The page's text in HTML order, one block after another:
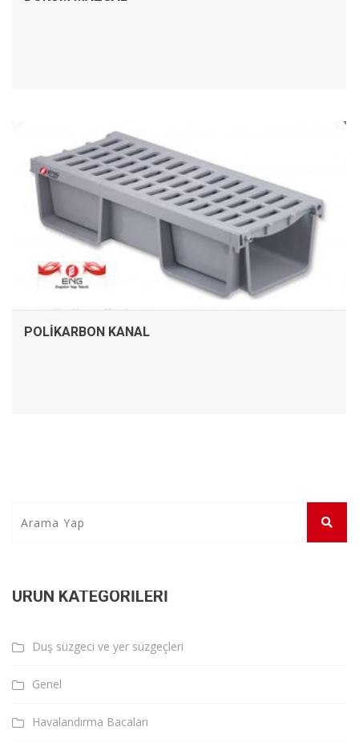
POLIKARBON KANAL
ÜRÜN KATEGORILERI
Duş süzgeci ve yer süzgeçleri
Genel
Havalandırma Bacaları